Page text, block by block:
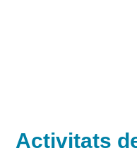
Activitats